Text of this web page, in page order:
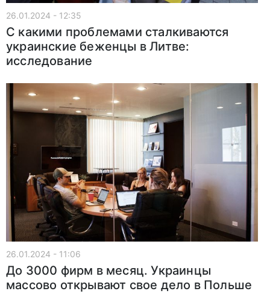
26.01.2024 - 12:35
С какими проблемами сталкиваются
украинские беженцы в Литве:
исследование
26.01.2024 - 11:06
До 3000 фирм в месяц. Украинцы
массово открывают свое дело в Польше